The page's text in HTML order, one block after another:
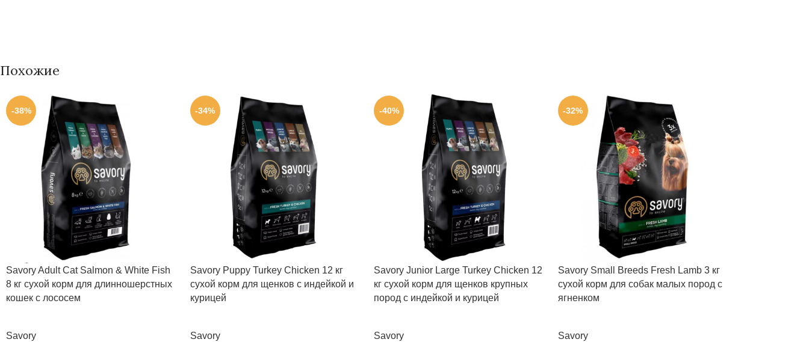
Похожие
-38%
Savory Adult Cat Salmon & White Fish
8 кг сухой корм для длинношерстных
кошек с лососем
Savory
-34%
Savory Puppy Turkey Chicken 12 кг
сухой корм для щенков с индейкой и
курицей
Savory
-40%
Savory Junior Large Turkey Chicken 12
кг сухой корм для щенков крупных
пород с индейкой и курицей
Savory
-32%
Savory Small Breeds Fresh Lamb 3 кг
сухой корм для собак малых пород с
ягненком
Savory